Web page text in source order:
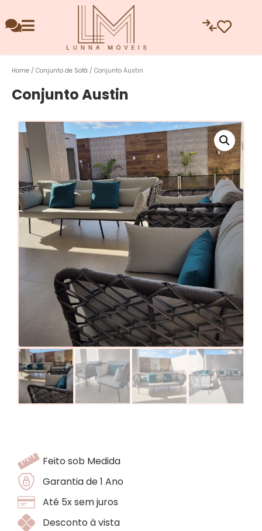
Home / Conjunto de Sofá / Conjunto Austin
Conjunto Austin
Feito sob Medida
Garantia de 1 Ano
Até 5x sem juros
Desconto à vista